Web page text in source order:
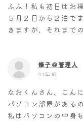
ふふ！私も初日はお
５月２日から２泊で
きますが、それまで
修子＠管理人
21年前
なおくんさん、こん
パソコン部屋がある
私はパソコンの中身